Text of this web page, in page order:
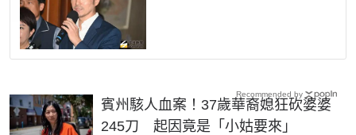
賓州駭人血案！37歲華裔媳狂砍婆婆
245刀 起因竟是「小姑要來」
Recommended by